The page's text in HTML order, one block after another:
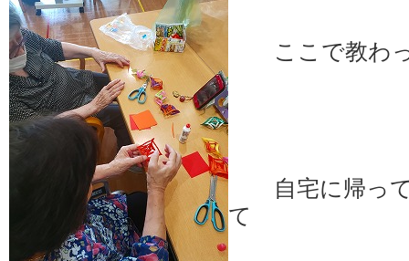
ここで教わ
自宅に帰っ
て